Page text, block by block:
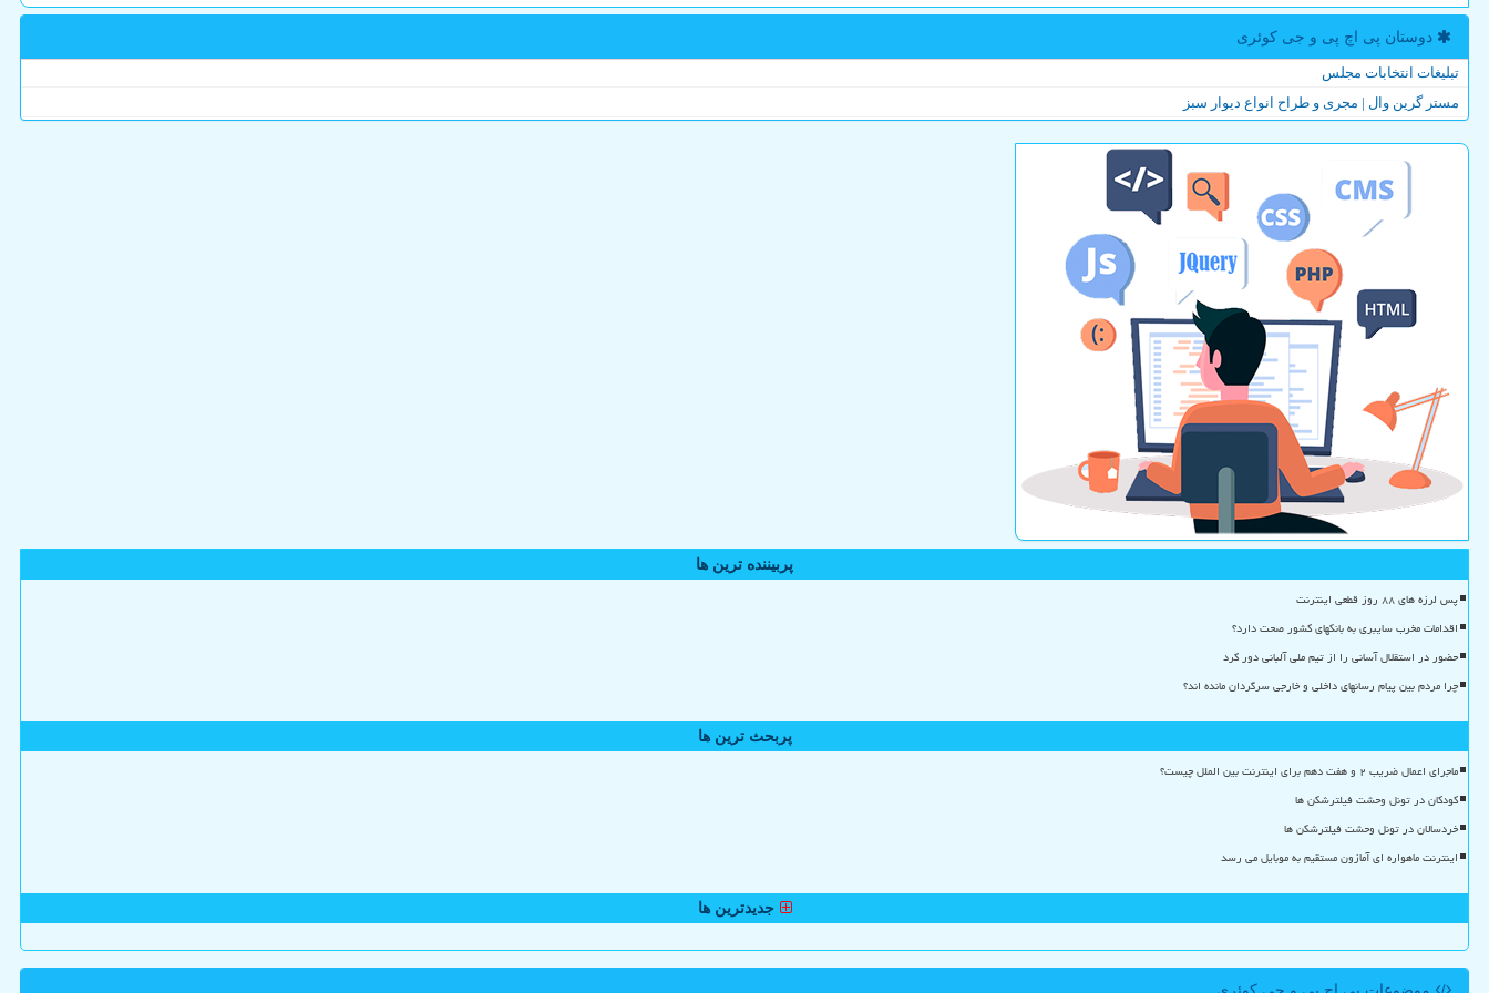
دوستان پی اچ پی و جی كوئری
تبلیغات انتخابات مجلس
مستر گرین وال | مجری و طراح انواع دیوار سبز
پربیننده ترین ها
پس لرزه های ۸۸ روز قطعی اینترنت
اقدامات مخرب سایبری به بانکهای کشور صحت دارد؟
حضور در استقلال آسانی را از تیم ملی آلبانی دور کرد
چرا مردم بین پیام رسانهای داخلی و خارجی سرگردان مانده اند؟
پربحث ترین ها
ماجرای اعمال ضریب ۲ و هفت دهم برای اینترنت بین الملل چیست؟
کودکان در تونل وحشت فیلترشکن ها
خردسالان در تونل وحشت فیلترشکن ها
اینترنت ماهواره ای آمازون مستقیم به موبایل می رسد
جدیدترین ها